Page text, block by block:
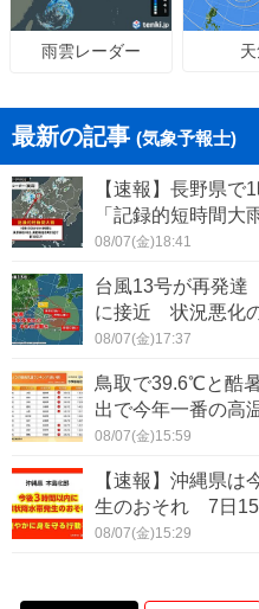
雨雲レーダー
最新の記事 (気象予報士)
【速報】長野県
「記録的短時間大
08/07(金)18:41
台風13号が再発
に接近 状況悪化
08/07(金)17:37
鳥取で39.6℃と酷
出で今年一番の高
08/07(金)15:59
【速報】沖縄県は
生のおそれ 7日15
08/07(金)15:29